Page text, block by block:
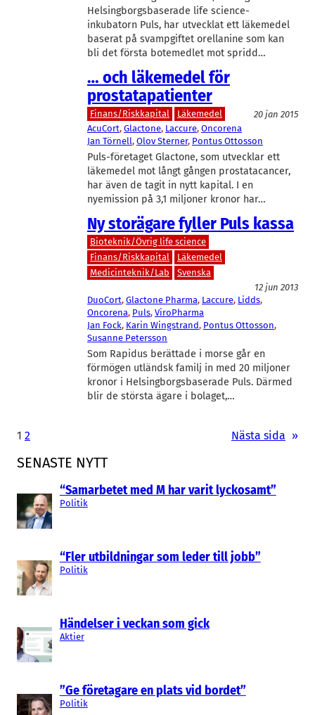
SENASTE NYTT
“Samarbetet med M har varit lyckosamt”
Politik
“Fler utbildningar som leder till jobb”
Politik
Händelser i veckan som gick
Aktier
”Ge företagare en plats vid bordet”
Politik
Helsingborgsbaserade life science-
inkubatorn Puls, har utvecklat ett läkemedel
baserat på svampgiftet orellanine som kan
bli det första botemedlet mot spridd…
… och läkemedel för
prostatapatienter
Finans/Riskkapital Läkemedel
20 jan 2015
AcuCort, Glactone, Laccure, Oncorena
Jan Törnell, Olov Sterner, Pontus Ottosson
Puls-företaget Glactone, som utvecklar ett
läkemedel mot långt gången prostatacancer,
har även de tagit in nytt kapital. I en
nyemission på 3,1 miljoner kronor har…
Ny storägare fyller Puls kassa
Bioteknik/Övrig life science
Finans/Riskkapital
Läkemedel
Medicinteknik/Lab
Svenska
12 jun 2013
DuoCort, Glactone Pharma, Laccure, Lidds
Oncorena, Puls, ViroPharma
Jan Fock, Karin Wingstrand, Pontus Ottosson
Susanne Petersson
Som Rapidus berättade i morse går en
förmögen utländsk familj in med 20 miljoner
kronor i Helsingborgsbaserade Puls. Därmed
blir de största ägare i bolaget,…
1 2 Nästa sida »